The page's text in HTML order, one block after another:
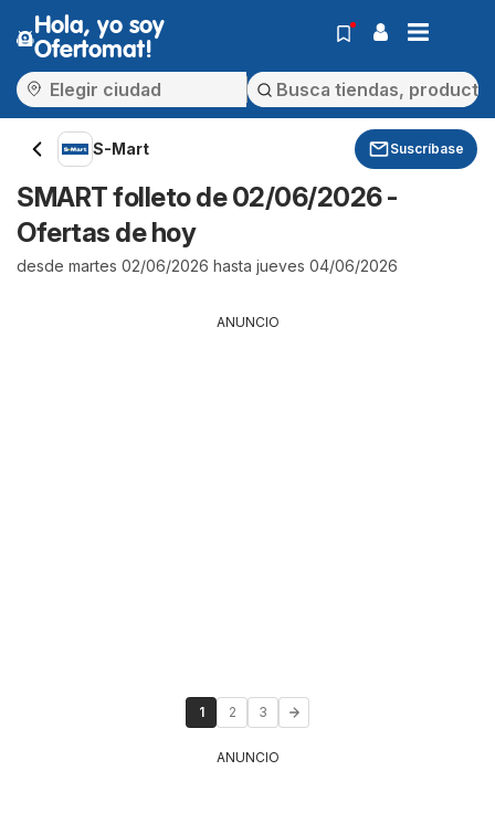
Hola, yo soy
Ofertomat!
S-Mart Suscríbase
SMART folleto de 02/06/2026 -
Ofertas de hoy
desde martes 02/06/2026 hasta jueves 04/06/2026
ANUNCIO
1 2 3
ANUNCIO